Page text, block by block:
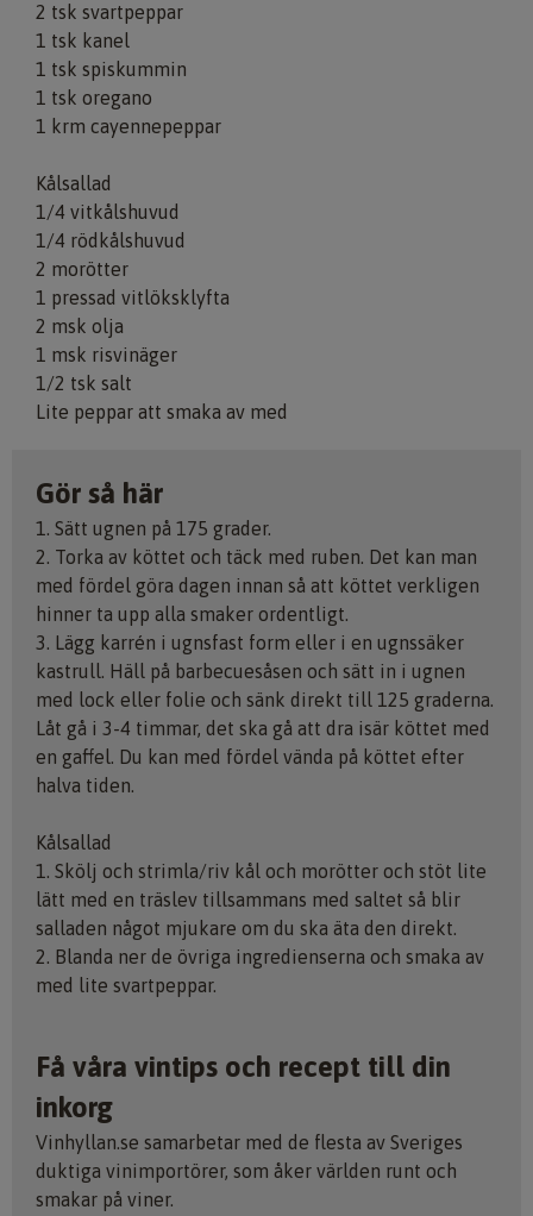
2 tsk svartpeppar
1 tsk kanel
1 tsk spiskummin
1 tsk oregano
1 krm cayennepeppar
Kålsallad
1/4 vitkålshuvud
1/4 rödkålshuvud
2 morötter
1 pressad vitlöksklyfta
2 msk olja
1 msk risvinäger
1/2 tsk salt
Lite peppar att smaka av med
Gör så här
1. Sätt ugnen på 175 grader.
2. Torka av köttet och täck med ruben. Det kan man
med fördel göra dagen innan så att köttet verkligen
hinner ta upp alla smaker ordentligt.
3. Lägg karrén i ugnsfast form eller i en ugnssäker
kastrull. Häll på barbecuesåsen och sätt in i ugnen
med lock eller folie och sänk direkt till 125 graderna.
Låt gå i 3-4 timmar, det ska gå att dra isär köttet med
en gaffel. Du kan med fördel vända på köttet efter
halva tiden.
Kålsallad
1. Skölj och strimla/riv kål och morötter och stöt lite
lätt med en träslev tillsammans med saltet så blir
salladen något mjukare om du ska äta den direkt.
2. Blanda ner de övriga ingredienserna och smaka av
med lite svartpeppar.
Få våra vintips och recept till din
inkorg
Vinhyllan.se samarbetar med de flesta av Sveriges
duktiga vinimportörer, som åker världen runt och
smakar på viner.